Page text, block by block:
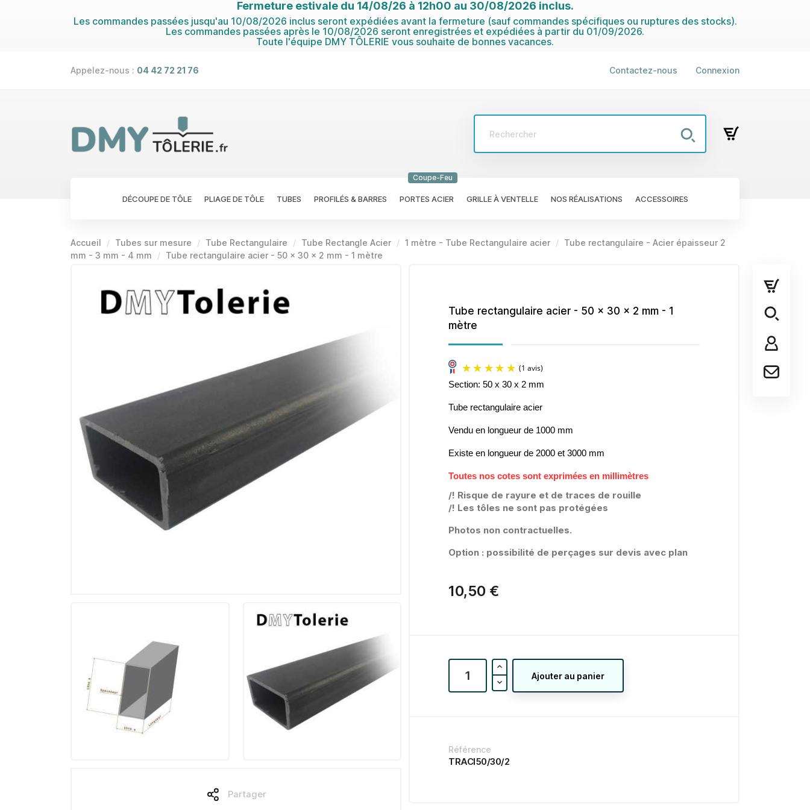
Fermeture estivale du 14/08/26 à 12h00 au 30/08/2026 inclus.
Les commandes passées jusqu'au 10/08/2026 inclus seront expédiées avant la fermeture (sauf commandes spécifiques ou ruptures des stocks).
Les commandes passées après le 10/08/2026 seront enregistrées et expédiées à partir du 01/09/2026.
Toute l'équipe DMY TÔLERIE vous souhaite de bonnes vacances.
Appelez-nous : 04 42 72 21 76 Contactez-nous Connexion
DÉCOUPE DE TÔLE PLIAGE DE TÔLE TUBES PROFILÉS & BARRES PORTES ACIER
Coupe-Feu
GRILLE À VENTELLE NOS RÉALISATIONS ACCESSOIRES
Accueil Tubes sur mesure Tube Rectangulaire Tube Rectangle Acier 1 mètre - Tube Rectangulaire acier
Tube rectangulaire - Acier épaisseur 2
mm - 3 mm - 4 mm
Tube rectangulaire acier - 50 x 30 x 2 mm - 1 mètre
Partager
Tube rectangulaire acier - 50 x 30 x 2 mm - 1
mètre
Section: 50 x 30 x 2 mm
Tube rectangulaire acier
Vendu en longueur de 1000 mm
Existe en longueur de 2000 et 3000 mm
Toutes nos cotes sont exprimées en millimètres
/! Risque de rayure et de traces de rouille
/! Les tôles ne sont pas protégées
Photos non contractuelles.
Option : possibilité de perçages sur devis avec plan
10,50 €
Ajouter au panier
Référence
TRACI50/30/2